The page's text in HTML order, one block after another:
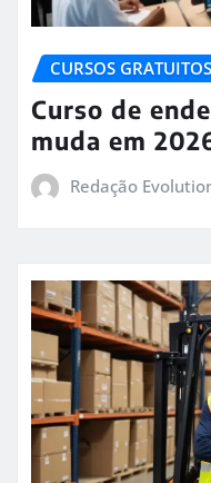
CURSOS GRATUITOS
Curso de
muda em
Redação